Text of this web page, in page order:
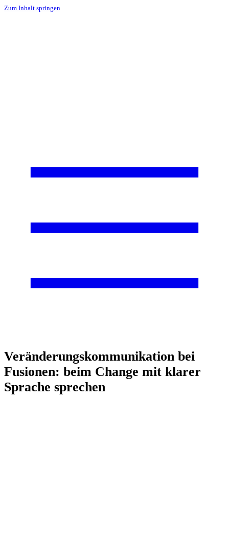
Zum Inhalt springen
Veränderungskommunikation bei
Fusionen: beim Change mit klarer
Sprache sprechen